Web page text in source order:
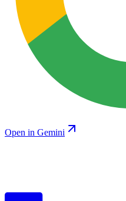
Open in Gemini